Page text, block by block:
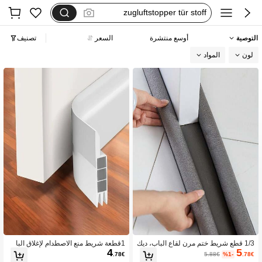
zugluftstopper tür stoff
boudin de porte
التوصية أوسع منتشرة السعر تصنيف
لون المواد
1/3 قطع شريط ختم مرن لقاع الباب، ديك
ور الغرفة، ديكور المنزل
5.78€
%1-
5.88€
1قطعة شريط منع الاصطدام لإغلاق البا
ب, متطلبات العودة للمدرسة
4.78€